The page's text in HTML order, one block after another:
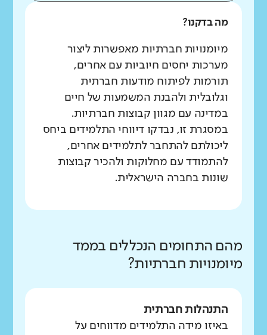
מה בדקנו?
מיומנויות חברתיות מאפשרות ליצור
מערכות יחסים חיוביות עם אחרים,
תורמות לפיתוח מודעות חברתית
וגלובלית ולהבנת המשמעות של חיים
במדינה עם מגוון קבוצות חברתיות.
במסגרת זו, נבדקו דיווחי התלמידים ביחס
ליכולתם להתחבר לתלמידים אחרים,
להתמודד עם מחלוקות ולהכיר קבוצות
שונות בחברה הישראלית.
מהם התחומים הנכללים בממד
מיומנויות חברתיות?
התנהלות חברתית
באיזו מידה התלמידים מדווחים על